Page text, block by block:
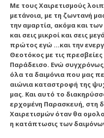
Με τους Χαιρετισμούς
μετάνοια, με τη ζωντανή
την αμαρτία, ακόμα και
και σεις μικροί και σεις
πρώτος εγώ …και την
Θεοτόκος με τις
Παράδεισο. Ενώ
όλα τα δαιμόνια που μας
αιώνια καταστροφή της
μας. Και αυτό το
ερχομένη Παρασκευή, στη
Χαιρετισμών όταν θα
η κατάπτωσις των